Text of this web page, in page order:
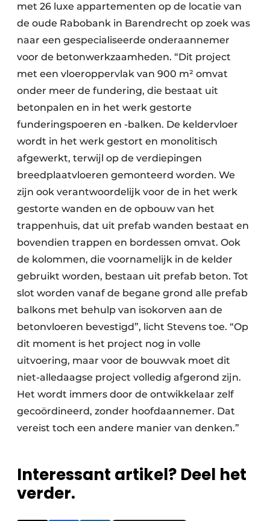
met 26 luxe appartementen op de locatie van
de oude Rabobank in Barendrecht op zoek was
naar een gespecialiseerde onderaannemer
voor de betonwerkzaamheden. “Dit project
met een vloeroppervlak van 900 m² omvat
onder meer de fundering, die bestaat uit
betonpalen en in het werk gestorte
funderingspoeren en -balken. De keldervloer
wordt in het werk gestort en monolitisch
afgewerkt, terwijl op de verdiepingen
breedplaatvloeren gemonteerd worden. We
zijn ook verantwoordelijk voor de in het werk
gestorte wanden en de opbouw van het
trappenhuis, dat uit prefab wanden bestaat en
bovendien trappen en bordessen omvat. Ook
de kolommen, die voornamelijk in de kelder
gebruikt worden, bestaan uit prefab beton. Tot
slot worden vanaf de begane grond alle prefab
balkons met behulp van isokorven aan de
betonvloeren bevestigd”, licht Stevens toe. “Op
dit moment is het project nog in volle
uitvoering, maar voor de bouwvak moet dit
niet-alledaagse project volledig afgerond zijn.
Het wordt immers door de ontwikkelaar zelf
gecoördineerd, zonder hoofdaannemer. Dat
vereist toch een andere manier van denken.”
Interessant artikel? Deel het
verder.